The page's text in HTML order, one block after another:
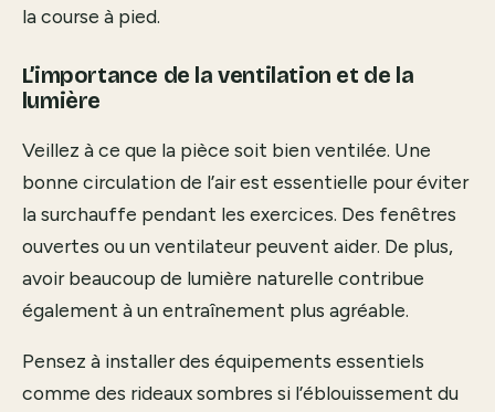
la course à pied.
L’importance de la ventilation et de la
lumière
Veillez à ce que la pièce soit bien ventilée. Une
bonne circulation de l’air est essentielle pour éviter
la surchauffe pendant les exercices. Des fenêtres
ouvertes ou un ventilateur peuvent aider. De plus,
avoir beaucoup de lumière naturelle contribue
également à un entraînement plus agréable.
Pensez à installer des équipements essentiels
comme des rideaux sombres si l’éblouissement du